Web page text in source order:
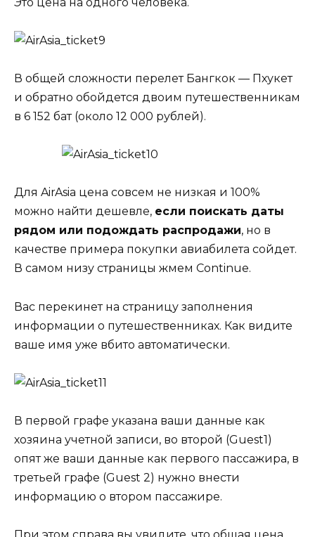
В общей сложности перелет Бангкок — Пхукет
и обратно обойдется двоим путешественникам
в 6 152 бат (около 12 000 рублей).
Для AirAsia цена совсем не низкая и 100%
можно найти дешевле, если поискать даты
рядом или подождать распродажи, но в
качестве примера покупки авиабилета сойдет.
В самом низу страницы жмем Continue.
Вас перекинет на страницу заполнения
информации о путешественниках. Как видите
ваше имя уже вбито автоматически.
В первой графе указана ваши данные как
хозяина учетной записи, во второй (Guest1)
опят же ваши данные как первого пассажира, в
третьей графе (Guest 2) нужно внести
информацию о втором пассажире.